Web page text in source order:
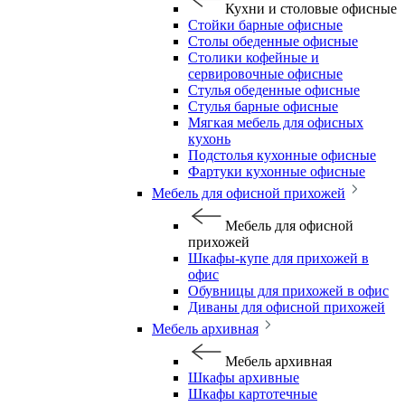
Кухни и столовые офисные
Стойки барные офисные
Столы обеденные офисные
Столики кофейные и
сервировочные офисные
Стулья обеденные офисные
Стулья барные офисные
Мягкая мебель для офисных
кухонь
Подстолья кухонные офисные
Фартуки кухонные офисные
Мебель для офисной прихожей
Мебель для офисной
прихожей
Шкафы-купе для прихожей в
офис
Обувницы для прихожей в офис
Диваны для офисной прихожей
Мебель архивная
Мебель архивная
Шкафы архивные
Шкафы картотечные